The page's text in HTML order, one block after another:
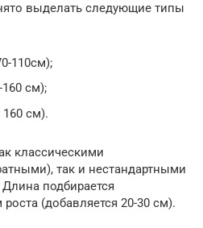
выделать следующие типы
110см);
см);
см).
классическими
так и нестандартными
подбирается
(добавляется 20-30 см).